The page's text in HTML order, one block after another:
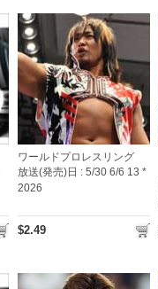
ワールドプロレスリング
放送(発売)日 : 5/30 6/6 13 *
2026
$2.49